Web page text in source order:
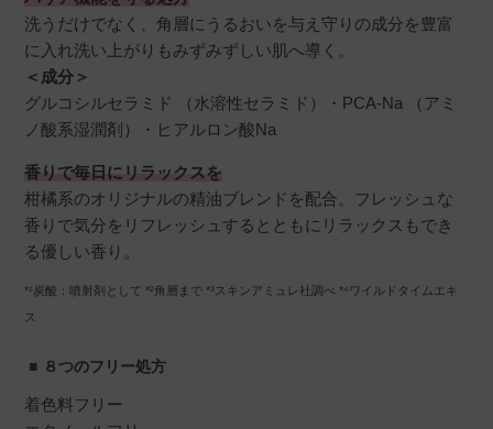
朝の忙しい時間にも泡パックしながら歯磨きし
たりで時短になるし、顔がぱっと明るくなりま
す。
洗うだけでなく、角層にうるおいを与え守りの成分を豊富
に入れ洗い上がりもみずみずしい肌へ導く。
＜成分＞
グルコシルセラミド （水溶性セラミド）・PCA-Na （アミ
ノ酸系湿潤剤）・ヒアルロン酸Na
香りで毎日にリラックスを
柑橘系のオリジナルの精油ブレンドを配合。フレッシュな
香りで気分をリフレッシュするとともにリラックスもでき
る優しい香り。
*¹炭酸：噴射剤として *²角層まで *³スキンアミュレ社調べ *⁴ワイルドタイムエキ
ス
８つのフリー処方
着色料フリー